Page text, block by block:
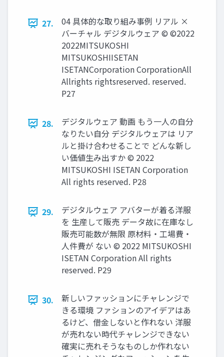
27.
04 具体的な取り組み事例 リアル ×
バーチャル デジタルウェア © ©2022
2022MITSUKOSHI
MITSUKOSHIISETAN
ISETANCorporation CorporationAll
Allrights rightsreserved. reserved.
P27
28.
デジタルウェア 動画 もう一人の自分
なりたい自分 デジタルウェアは リア
ルと掛け合わせることで どんな新し
い価値生み出すか © 2022
MITSUKOSHI ISETAN Corporation
All rights reserved. P28
29.
デジタルウェア アバターが着る洋服
を 生産して販売 データ故に在庫なし
販売可能数が無限 原材料・工場費・
人件費が ない © 2022 MITSUKOSHI
ISETAN Corporation All rights
reserved. P29
30.
新しいファッションにチャレンジで
きる環境 ファションのアイデアはあ
るけど、借金しないと作れない 洋服
が売れない時代チャレンジできない
確実に売れそうなものしか作れない